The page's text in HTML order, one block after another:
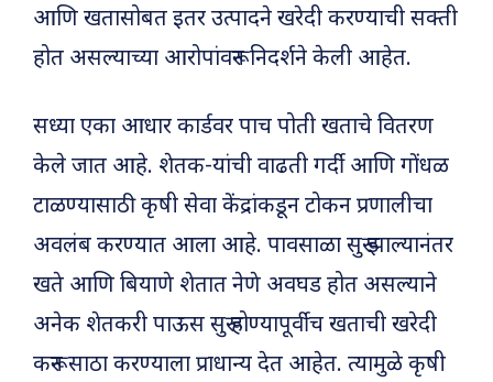
आणि खतासोबत इतर उत्पादने खरेदी करण्याची सक्ती
होत असल्याच्या आरोपांवरून निदर्शने केली आहेत.
सध्या एका आधार कार्डवर पाच पोती खताचे वितरण
केले जात आहे. शेतक-यांची वाढती गर्दी आणि गोंधळ
टाळण्यासाठी कृषी सेवा केंद्रांकडून टोकन प्रणालीचा
अवलंब करण्यात आला आहे. पावसाळा सुरू झाल्यानंतर
खते आणि बियाणे शेतात नेणे अवघड होत असल्याने
अनेक शेतकरी पाऊस सुरू होण्यापूर्वीच खताची खरेदी
करून साठा करण्याला प्राधान्य देत आहेत. त्यामुळे कृषी